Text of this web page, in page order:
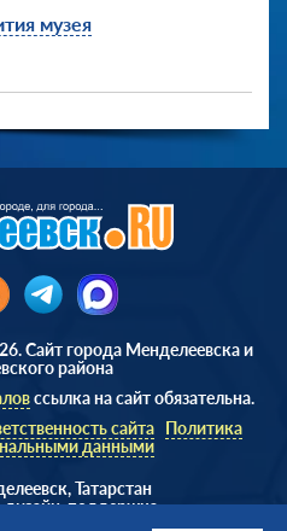
музея
Сайт города Менделеевска и
района
ссылка на сайт обязательна.
сайта Политика
данными
Татарстан
дизайн, поддержка